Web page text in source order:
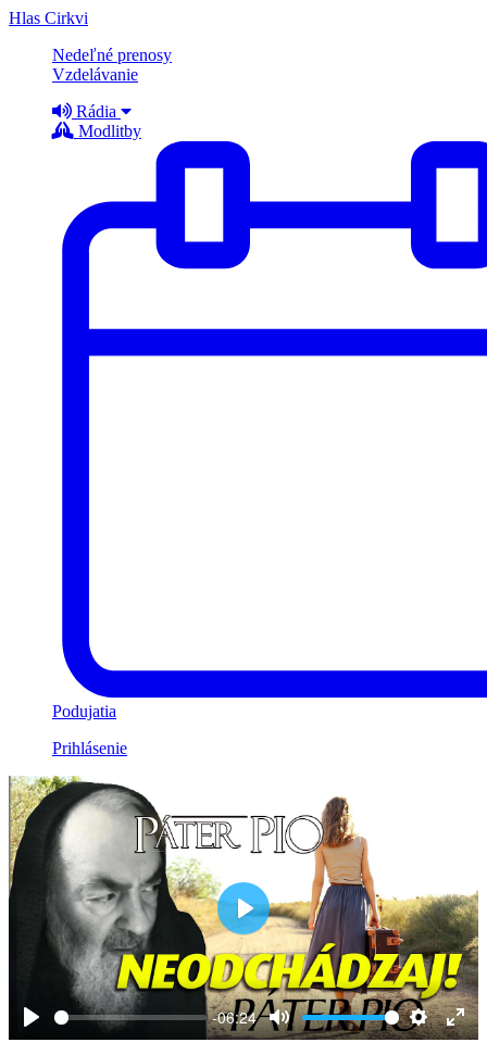
Hlas Cirkvi
Nedeľné prenosy
Vzdelávanie
Rádia
Modlitby
Podujatia
Prihlásenie
Play
-06:24
Mute Settings
Play